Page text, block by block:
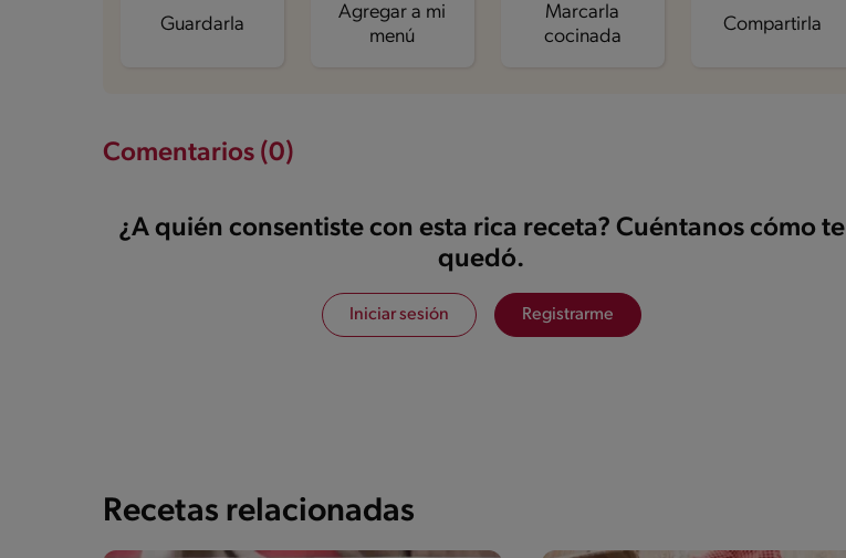
Guardarla
Agregar a mi
menú
Marcarla
cocinada
Compartirla
Comentarios (0)
¿A quién consentiste con esta rica receta? Cuéntanos cómo te
quedó.
Iniciar sesión Registrarme
Recetas relacionadas